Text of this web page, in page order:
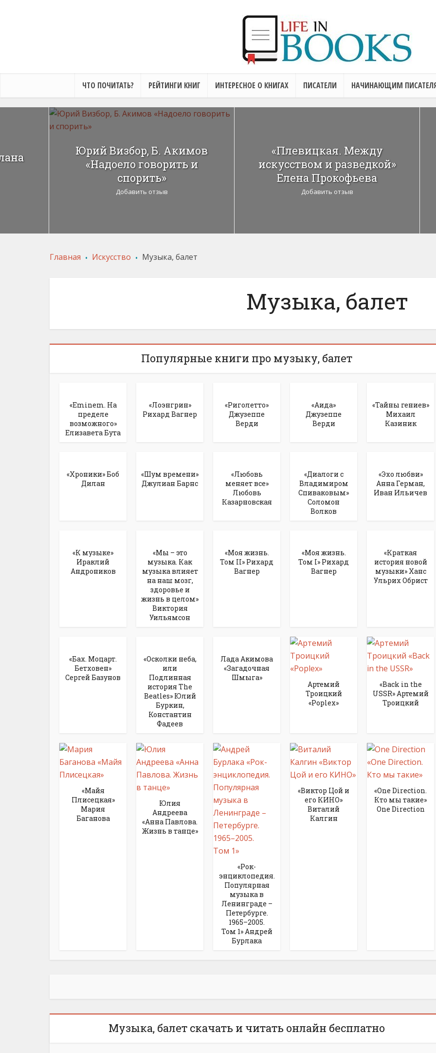
ЧТО ПОЧИТАТЬ? РЕЙТИНГИ КНИГ ИНТЕРЕСНОЕ О КНИГАХ ПИСАТЕЛИ НАЧИНАЮЩИМ
Юрий Визбор, Б. Акимов
«Надоело говорить и
спорить»
Добавить отзыв
«Плевицкая. Между
искусством и разведкой»
Елена Прокофьева
Добавить отзыв
Главная . Искусство . Музыка, балет
Музыка, балет
Популярные книги про музыку, балет
«Eminem. На
пределе
возможного»
Елизавета Бута
«Лоэнгрин»
Рихард Вагнер
«Риголетто»
Джузеппе
Верди
«Аида»
Джузеппе
Верди
«Тайны гениев»
Михаил
Казиник
«Хроники» Боб
Дилан
«Шум времени»
Джулиан Барнс
«Любовь
меняет все»
Любовь
Казарновская
«Диалоги с
Владимиром
Спиваковым»
Соломон
Волков
«Эхо любви»
Анна Герман,
Иван Ильичев
«К музыке»
Ираклий
Андроников
«Мы – это
музыка. Как
музыка влияет
на наш мозг,
здоровье и
жизнь в целом»
Виктория
Уильямсон
«Моя жизнь.
Том II» Рихард
Вагнер
«Моя жизнь.
Том I» Рихард
Вагнер
«Краткая
история новой
музыки» Ханс
Ульрих Обрист
«Бах. Моцарт.
Бетховен»
Сергей Базунов
«Осколки неба,
или
Подлинная
история The
Beatles» Юлий
Буркин,
Константин
Фадеев
Лада Акимова
«Загадочная
Шмыга»
Артемий
Троицкий
«Poplex»
«Back in the
USSR» Артемий
Троицкий
«Майя
Плисецкая»
Мария
Баганова
Юлия
Андреева
«Анна Павлова.
Жизнь в танце»
«Рок-
энциклопедия.
Популярная
музыка в
Ленинграде –
Петербурге.
1965–2005.
Том 1» Андрей
Бурлака
«Виктор Цой и
его КИНО»
Виталий
Калгин
«One Direction.
Кто мы такие»
One Direction
Музыка, балет скачать и читать онлайн бесплатно